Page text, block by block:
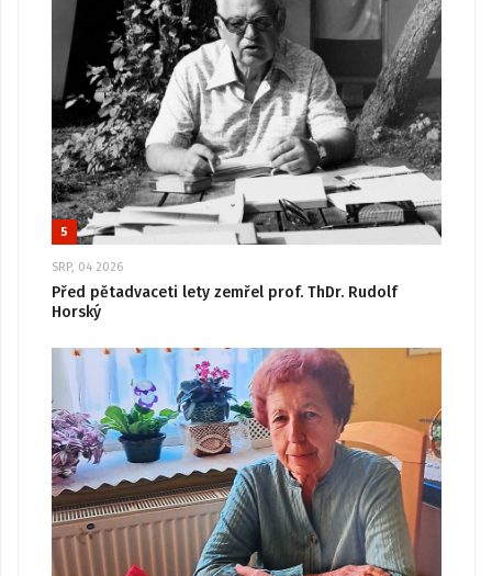
5
SRP, 04 2026
Před pětadvaceti lety zemřel prof. ThDr. Rudolf
Horský